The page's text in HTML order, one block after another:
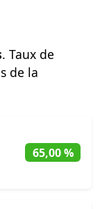
. Taux de
de la
65,00 %